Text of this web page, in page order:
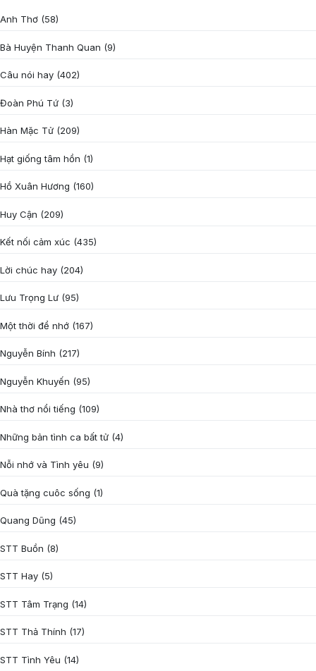
Anh Thơ (58)
Bà Huyện Thanh Quan (9)
Câu nói hay (402)
Đoàn Phú Tứ (3)
Hàn Mặc Tử (209)
Hạt giống tâm hồn (1)
Hồ Xuân Hương (160)
Huy Cận (209)
Kết nối cảm xúc (435)
Lời chúc hay (204)
Lưu Trọng Lư (95)
Một thời để nhớ (167)
Nguyễn Bính (217)
Nguyễn Khuyến (95)
Nhà thơ nổi tiếng (109)
Những bản tình ca bất tử (4)
Nỗi nhớ và Tình yêu (9)
Quà tặng cuôc sống (1)
Quang Dũng (45)
STT Buồn (8)
STT Hay (5)
STT Tâm Trạng (14)
STT Thả Thính (17)
STT Tình Yêu (14)